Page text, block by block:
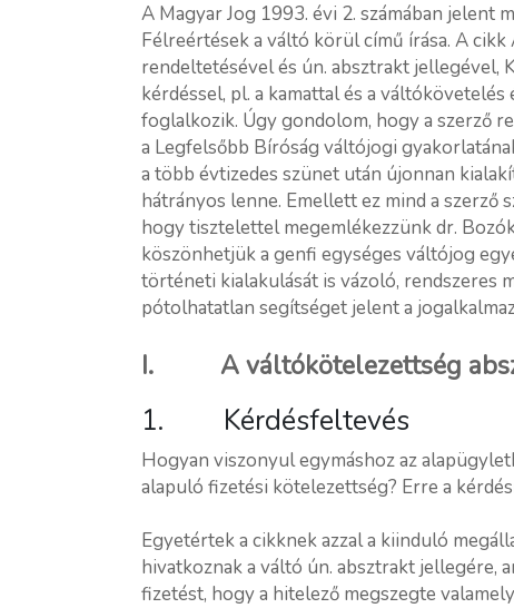
A Magyar Jog 1993. évi 2. számában jelent
Félreértések a váltó körül című írása. A
rendeltetésével és ún. absztrakt jellegével,
kérdéssel, pl. a kamattal és a
foglalkozik. Úgy gondolom, hogy a szerző
a Legfelsőbb Bíróság váltójogi
a több évtizedes szünet után újonnan
hátrányos lenne. Emellett ez mind a szerző
hogy tisztelettel megemlékezzünk dr.
köszönhetjük a genfi egységes váltójog
történeti kialakulását is vázoló, rendszeres
pótolhatatlan segítséget jelent a
I. A váltókötelezettség
1. Kérdésfeltevés
Hogyan viszonyul egymáshoz az
alapuló fizetési kötelezettség? Erre a
Egyetértek a cikknek azzal a kiinduló
hivatkoznak a váltó ún. absztrakt jellegére,
fizetést, hogy a hitelező megszegte